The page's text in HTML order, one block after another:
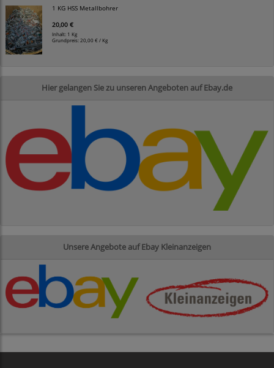
1 KG HSS Metallbohrer
20,00 €
Inhalt: 1 Kg
Grundpreis: 20,00 € / Kg
Hier gelangen Sie zu unseren Angeboten auf Ebay.de
Unsere Angebote auf Ebay Kleinanzeigen